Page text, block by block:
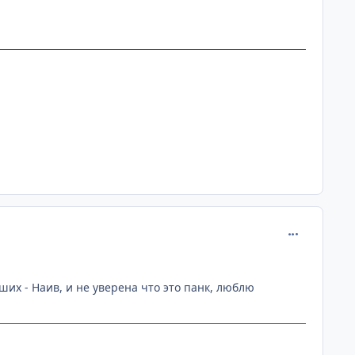
- Наив, и не уверена что это панк, люблю